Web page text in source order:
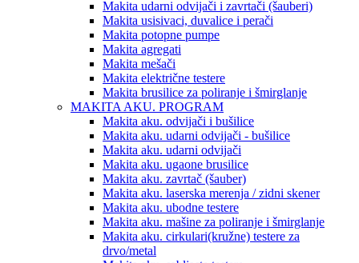
Makita udarni odvijači i zavrtači (šauberi)
Makita usisivaci, duvalice i perači
Makita potopne pumpe
Makita agregati
Makita mešači
Makita električne testere
Makita brusilice za poliranje i šmirglanje
MAKITA AKU. PROGRAM
Makita aku. odvijači i bušilice
Makita aku. udarni odvijači - bušilice
Makita aku. udarni odvijači
Makita aku. ugaone brusilice
Makita aku. zavrtač (šauber)
Makita aku. laserska merenja / zidni skener
Makita aku. ubodne testere
Makita aku. mašine za poliranje i šmirglanje
Makita aku. cirkulari(kružne) testere za
drvo/metal